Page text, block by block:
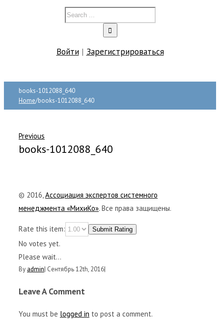
Войти| Зарегистрироваться
books-1012088_640
Home/books-1012088_640
Previous
books-1012088_640
© 2016,Ассоциация экспертов системного
менеджмента «МихиКо». Все права защищены.
Rate this item: Submit Rating
No votes yet.
Please wait...
By admin| Сентябрь 12th, 2016|
Leave A Comment
You must be logged in to post a comment.